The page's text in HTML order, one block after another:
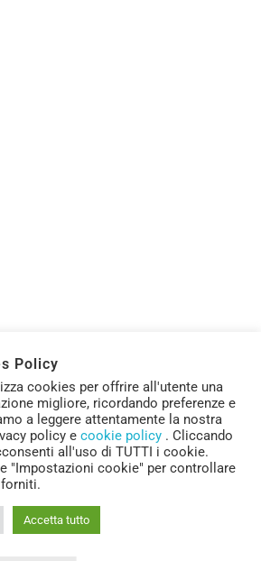
mf_carfora
2023
Remoto
la rete CREO-CNR sarà presente a
prima manifestazione europea di
scientifica e tecnologica, nata
del fisico Vittorio Silvestrini,
Idis ...
Policy
cookies per offrire all'utente una
migliore, ricordando preferenze e
a leggere attentamente la nostra
policy e cookie policy . Cliccando
all'uso di TUTTI i cookie.
"Impostazioni cookie" per controllare
Accetta tutto